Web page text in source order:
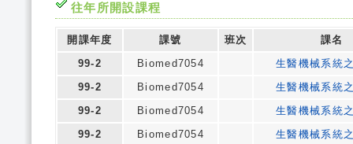
往年所開設課程
開課年度 課號 班次
課名
99-2
Biomed7054
生醫機械系統
99-2
Biomed7054
生醫機械系統
99-2
Biomed7054
生醫機械系統
99-2
Biomed7054
生醫機械系統